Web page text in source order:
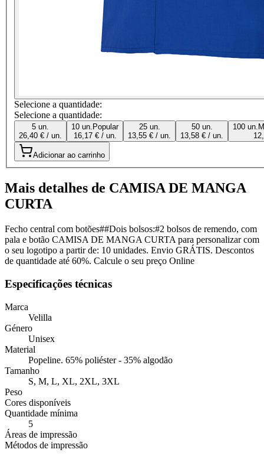
Selecione a quantidade:
Selecione a quantidade:
5 un.
26,40 € / un.
10 un. Popular
16,17 € / un.
25 un.
13,55 € / un.
50 un.
13,58 € / un.
100 un.
Adicionar ao carrinho
Mais detalhes de CAMISA DE MANGA
CURTA
Fecho central com botões##Dois bolsos:#2 bolsos de remendo, com
pala e botão CAMISA DE MANGA CURTA para personalizar com
o seu logotipo a partir de: 10 unidades. Envio GRÁTIS. Descontos
de quantidade até 60%. Calcule o seu preço Online
Especificações técnicas
Marca
Velilla
Género
Unisex
Material
Popeline. 65% poliéster - 35% algodão
Tamanho
S, M, L, XL, 2XL, 3XL
Peso
Cores disponíveis
Quantidade mínima
5
Áreas de impressão
Métodos de impressão